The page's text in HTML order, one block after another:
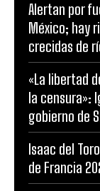
Alertan por
México; hay
crecidas de
«La libertad
la censura»:
gobierno de
Isaac del
de Francia